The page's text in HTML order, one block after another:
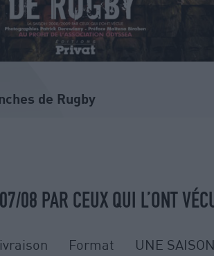
de Rugby
08 PAR CEUX QUI L’ONT
Format UNE